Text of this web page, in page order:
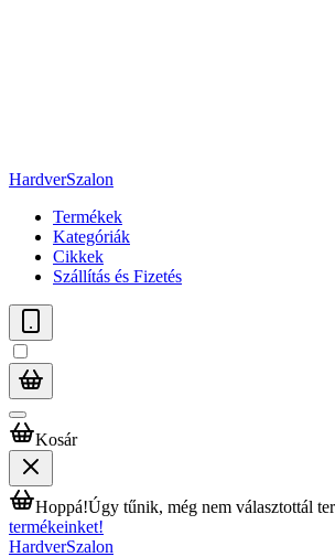
HardverSzalon
Termékek
Kategóriák
Cikkek
Szállítás és Fizetés
Kosár
Hoppá!Úgy tűnik, még nem választottál
termékeinket!
HardverSzalon